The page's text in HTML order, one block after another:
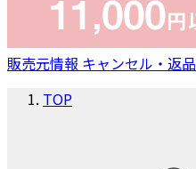
販売元情報 キャンセル・返品
TOP